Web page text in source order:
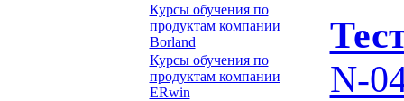
Курсы обучения по
продуктам компании
Borland
Курсы обучения по
продуктам компании
ERwin
N-